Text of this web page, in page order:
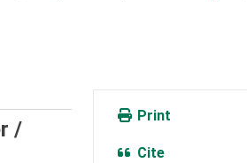
/
Print
Cite